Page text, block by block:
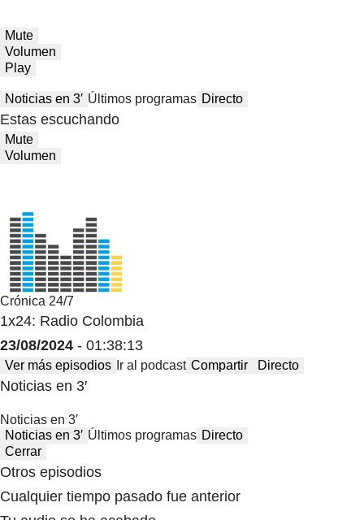
Mute
Volumen
Play
Noticias en 3′ Últimos programas Directo
Estas escuchando
Mute
Volumen
Crónica 24/7
1x24: Radio Colombia
23/08/2024 - 01:38:13
Ver más episodios Ir al podcast Compartir Directo
Noticias en 3′
Noticias en 3′
Noticias en 3′ Últimos programas Directo
Cerrar
Otros episodios
Cualquier tiempo pasado fue anterior